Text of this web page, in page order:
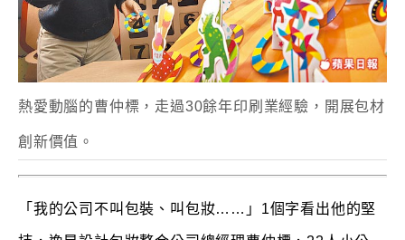
熱愛動腦的曹仲標，走過30餘年印刷業經驗，開展包材
創新價值。
「我的公司不叫包裝、叫包妝……」1個字看出他的堅